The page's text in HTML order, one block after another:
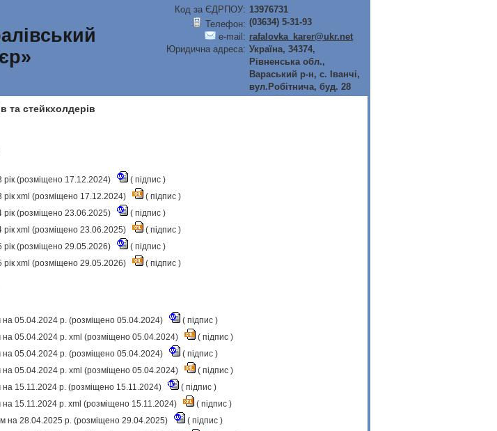
Код за ЄДРПОУ: 13976731
Телефон: (03634) 5-31-93
e-mail: rafalovka_karer@ukr.net
Юридична адреса: Україна, 34374,
Рiвненська обл.,
Вараський р-н, с. Iванчi,
вул.Робiтнича, буд. 28
та стейкхолдерів
рік (розміщено 17.12.2024) ( підпис )
рік xml (розміщено 17.12.2024)
( підпис )
рік (розміщено 23.06.2025)
( підпис )
рік xml (розміщено 23.06.2025)
( підпис )
рік (розміщено 29.05.2026)
( підпис )
рік xml (розміщено 29.05.2026)
( підпис )
05.04.2024 р. (розміщено 05.04.2024) ( підпис )
05.04.2024 р. xml (розміщено 05.04.2024)
( підпис )
05.04.2024 р. (розміщено 05.04.2024)
( підпис )
05.04.2024 р. xml (розміщено 05.04.2024)
( підпис )
15.11.2024 р. (розміщено 15.11.2024)
( підпис )
15.11.2024 р. xml (розміщено 15.11.2024)
( підпис )
на 28.04.2025 р. (розміщено 29.04.2025)
( підпис )